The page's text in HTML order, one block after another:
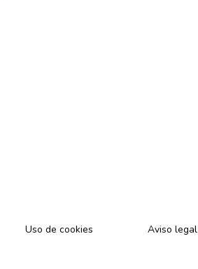
Uso de cookies Aviso legal